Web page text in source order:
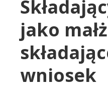
jako
wniosek